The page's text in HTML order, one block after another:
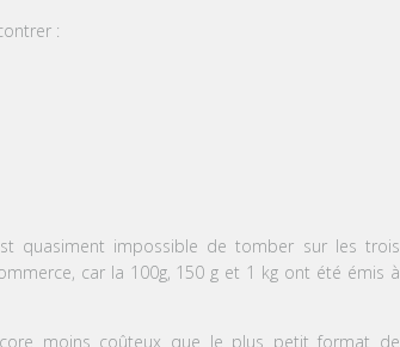
:
quasiment impossible de tomber sur les trois
car la 100g, 150 g et 1 kg ont été émis à
moins coûteux que le plus petit format de